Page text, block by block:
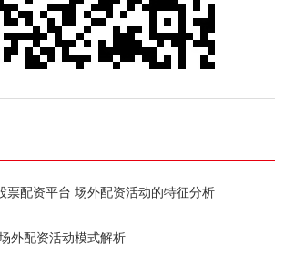
票配资平台 场外配资活动的特征分析
外配资活动模式解析